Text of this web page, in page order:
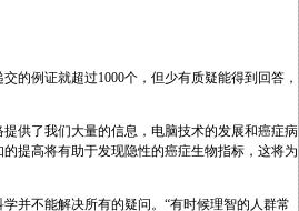
的例证就超过1000个，但少有质疑能得到回答，
供了我们大量的信息，电脑技术的发展和癌症病
提高将有助于发现隐性的癌症生物指标，这将为
并不能解决所有的疑问。“有时候理智的人群常